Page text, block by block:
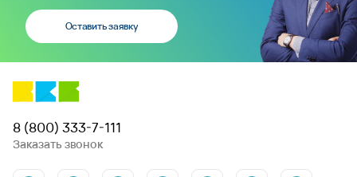
Оставить заявку
8 (800) 333-7-111
Заказать звонок